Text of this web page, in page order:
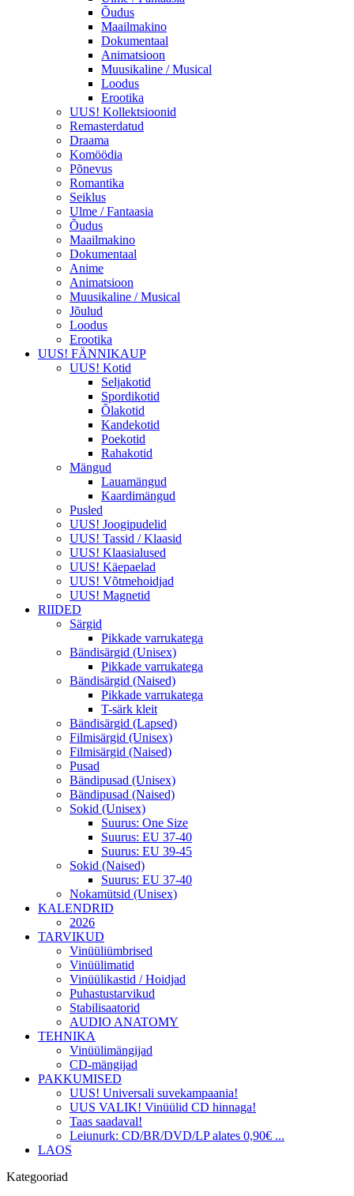
Õudus
Maailmakino
Dokumentaal
Animatsioon
Muusikaline / Musical
Loodus
Erootika
UUS! Kollektsioonid
Remasterdatud
Draama
Komöödia
Põnevus
Romantika
Seiklus
Ulme / Fantaasia
Õudus
Maailmakino
Dokumentaal
Anime
Animatsioon
Muusikaline / Musical
Jõulud
Loodus
Erootika
UUS! FÄNNIKAUP
UUS! Kotid
Seljakotid
Spordikotid
Õlakotid
Kandekotid
Poekotid
Rahakotid
Mängud
Lauamängud
Kaardimängud
Pusled
UUS! Joogipudelid
UUS! Tassid / Klaasid
UUS! Klaasialused
UUS! Käepaelad
UUS! Võtmehoidjad
UUS! Magnetid
RIIDED
Särgid
Pikkade varrukatega
Bändisärgid (Unisex)
Pikkade varrukatega
Bändisärgid (Naised)
Pikkade varrukatega
T-särk kleit
Bändisärgid (Lapsed)
Filmisärgid (Unisex)
Filmisärgid (Naised)
Pusad
Bändipusad (Unisex)
Bändipusad (Naised)
Sokid (Unisex)
Suurus: One Size
Suurus: EU 37-40
Suurus: EU 39-45
Sokid (Naised)
Suurus: EU 37-40
Nokamütsid (Unisex)
KALENDRID
2026
TARVIKUD
Vinüüliümbrised
Vinüülimatid
Vinüülikastid / Hoidjad
Puhastustarvikud
Stabilisaatorid
AUDIO ANATOMY
TEHNIKA
Vinüülimängijad
CD-mängijad
PAKKUMISED
UUS! Universali suvekampaania!
UUS VALIK! Vinüülid CD hinnaga!
Taas saadaval!
Leiunurk: CD/BR/DVD/LP alates 0,90€ ...
LAOS
Kategooriad